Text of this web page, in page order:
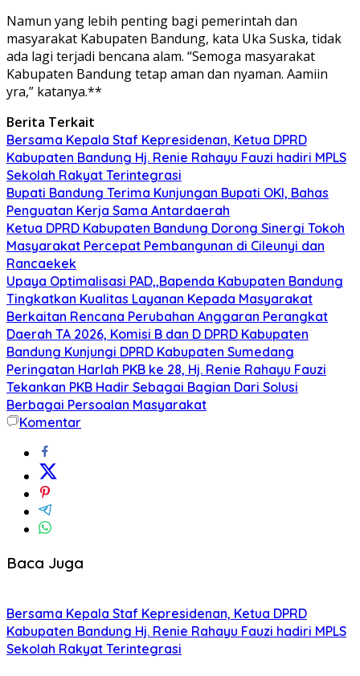
Namun yang lebih penting bagi pemerintah dan
masyarakat Kabupaten Bandung, kata Uka Suska, tidak
ada lagi terjadi bencana alam. “Semoga masyarakat
Kabupaten Bandung tetap aman dan nyaman. Aamiin
yra,” katanya.**
Berita Terkait
Bersama Kepala Staf Kepresidenan, Ketua DPRD
Kabupaten Bandung Hj. Renie Rahayu Fauzi hadiri MPLS
Sekolah Rakyat Terintegrasi
Bupati Bandung Terima Kunjungan Bupati OKI, Bahas
Penguatan Kerja Sama Antardaerah
Ketua DPRD Kabupaten Bandung Dorong Sinergi Tokoh
Masyarakat Percepat Pembangunan di Cileunyi dan
Rancaekek
Upaya Optimalisasi PAD,,Bapenda Kabupaten Bandung
Tingkatkan Kualitas Layanan Kepada Masyarakat
Berkaitan Rencana Perubahan Anggaran Perangkat
Daerah TA 2026, Komisi B dan D DPRD Kabupaten
Bandung Kunjungi DPRD Kabupaten Sumedang
Peringatan Harlah PKB ke 28, Hj. Renie Rahayu Fauzi
Tekankan PKB Hadir Sebagai Bagian Dari Solusi
Berbagai Persoalan Masyarakat
Komentar
Baca Juga
Bersama Kepala Staf Kepresidenan, Ketua DPRD
Kabupaten Bandung Hj. Renie Rahayu Fauzi hadiri MPLS
Sekolah Rakyat Terintegrasi